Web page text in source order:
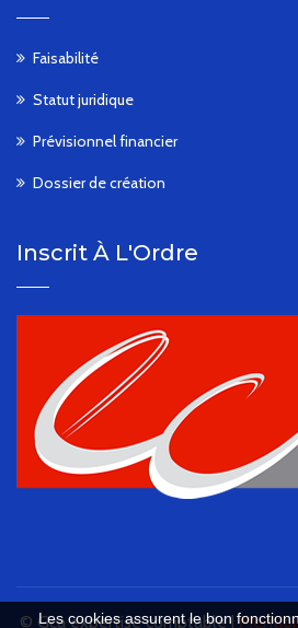
Faisabilité
Statut juridique
Prévisionnel financier
Dossier de création
Inscrit À L'Ordre
© Gca expertise comptable |
Les cookies assurent le bon